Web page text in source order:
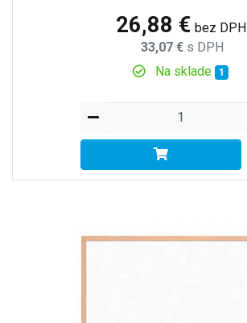
26,88 € bez DPH
33,07 € s DPH
Na sklade 1